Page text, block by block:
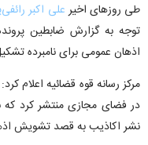
طی روزهای اخیرعلی اکبر
توجه به گزارش ضابطین
اذهان عمومی برای نامبرده
مرکز رسانه قوه قضائیه اعلام
در فضای مجازی منتشر کرد که
نشر اکاذیب به قصد تشویش